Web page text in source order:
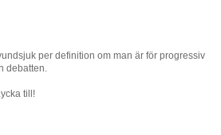
per definition om man är för progressiv
debatten.
till!